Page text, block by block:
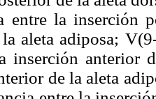
entre la inserción
aleta adiposa;
inserción anterior
de la aleta